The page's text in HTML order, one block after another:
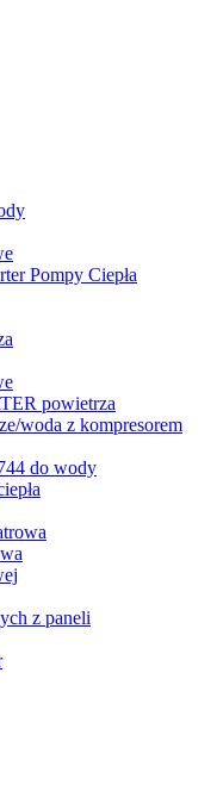
Pompy Ciepła
powietrza
woda z kompresorem
do wody
z paneli